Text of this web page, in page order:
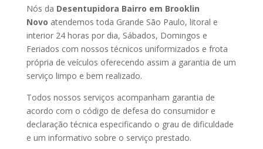
Nós da Desentupidora Bairro em Brooklin
Novo atendemos toda Grande São Paulo, litoral e
interior 24 horas por dia, Sábados, Domingos e
Feriados com nossos técnicos uniformizados e frota
própria de veículos oferecendo assim a garantia de um
serviço limpo e bem realizado.
Todos nossos serviços acompanham garantia de
acordo com o código de defesa do consumidor e
declaração técnica especificando o grau de dificuldade
e um informativo sobre o serviço prestado.